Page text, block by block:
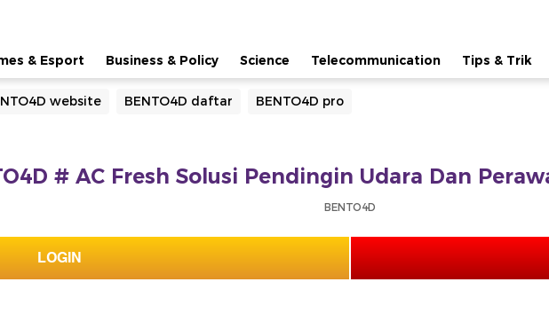
& Esport Business & Policy Science Telecommunication Tips & Trik
website BENTO4D daftar BENTO4D pro
# AC Fresh Solusi Pendingin Udara Dan
BENTO4D
LOGIN